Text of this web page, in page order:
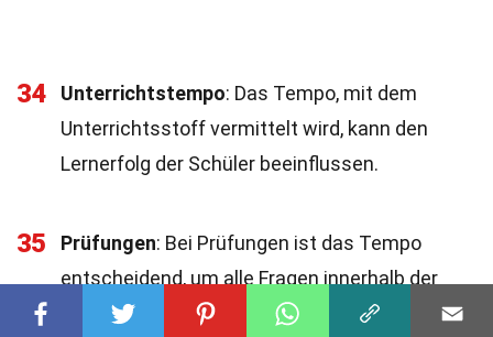
34 Unterrichtstempo: Das Tempo, mit dem
Unterrichtsstoff vermittelt wird, kann den
Lernerfolg der Schüler beeinflussen.
35 Prüfungen: Bei Prüfungen ist das Tempo
entscheidend, um alle Fragen innerhalb der
vorgegebenen Zeit zu beantworten.